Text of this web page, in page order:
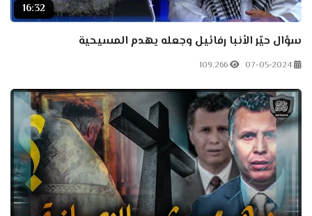
16:32
سؤال حيّر الأنبا رفائيل وجعله يهدم المسيحية
07-05-2024
109.266